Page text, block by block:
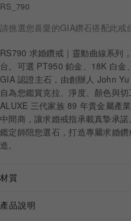
關於ALUXE
最新消息
婚禮護照
線上購物
RS_790
請挑選您喜愛的GIA鑽石搭配此戒
RS790 求婚鑽戒｜靈動曲線系列
台。可選 PT950 鉑金、18K 白金
GIA 認證主石，由創辦人 John
自為您鑑賞克拉、淨度、顏色與
ALUXE 三代家族 89 年貴金屬產
中間商，讓求婚戒指承載真摯承
鑑定師陪您選石，打造專屬求婚
造。
材質
產品說明